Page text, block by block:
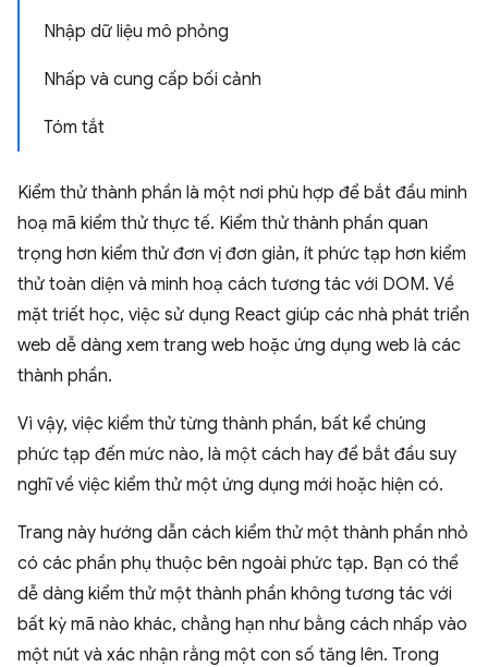
Nhập dữ liệu mô phỏng
Nhấp và cung cấp bối cảnh
Tóm tắt
Kiểm thử thành phần là một nơi phù hợp để bắt đầu minh
hoạ mã kiểm thử thực tế. Kiểm thử thành phần quan
trọng hơn kiểm thử đơn vị đơn giản, ít phức tạp hơn kiểm
thử toàn diện và minh hoạ cách tương tác với DOM. Về
mặt triết học, việc sử dụng React giúp các nhà phát triển
web dễ dàng xem trang web hoặc ứng dụng web là các
thành phần.
Vì vậy, việc kiểm thử từng thành phần, bất kể chúng
phức tạp đến mức nào, là một cách hay để bắt đầu suy
nghĩ về việc kiểm thử một ứng dụng mới hoặc hiện có.
Trang này hướng dẫn cách kiểm thử một thành phần nhỏ
có các phần phụ thuộc bên ngoài phức tạp. Bạn có thể
dễ dàng kiểm thử một thành phần không tương tác với
bất kỳ mã nào khác, chẳng hạn như bằng cách nhấp vào
một nút và xác nhận rằng một con số tăng lên. Trong